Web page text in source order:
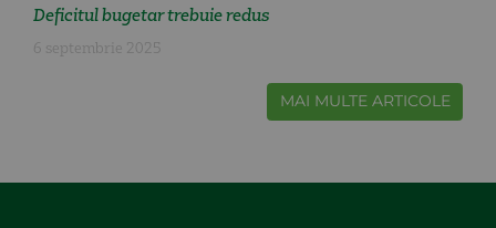
Deficitul bugetar trebuie redus
6 septembrie 2025
MAI MULTE ARTICOLE